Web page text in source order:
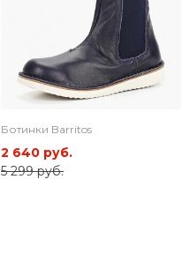
Ботинки Barritos
2 640 руб.
5 299 руб.